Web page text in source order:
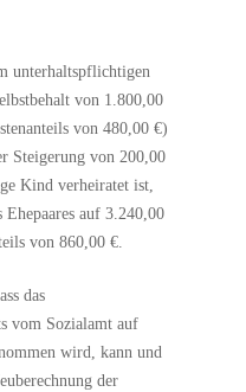
unterhaltspflichtigen
von 1.800,00
von 480,00 €)
Steigerung von 200,00
Kind verheiratet ist,
Ehepaares auf 3.240,00
von 860,00 €.
das
vom Sozialamt auf
wird, kann und
der